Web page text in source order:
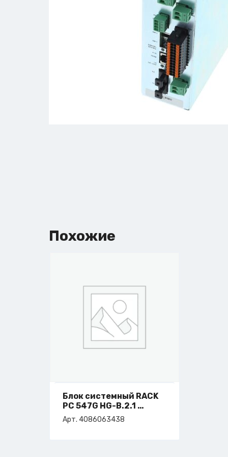
Похожие
Блок системный RACK
PC 547G HG-B.2.1
арт. 4-086-06-3438
Арт. 4086063438